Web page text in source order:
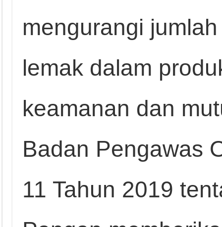
mengurangi
lemak dalam
keamanan dan
Badan Pengawas
11 Tahun 2019